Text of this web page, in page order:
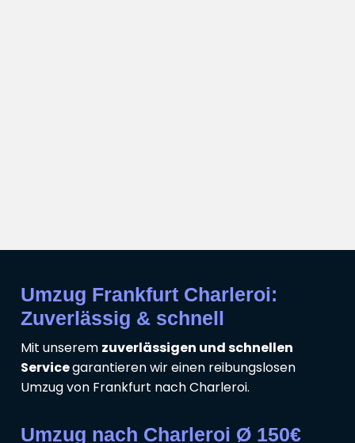
Umzug Frankfurt Charleroi:
Zuverlässig & schnell
Mit unserem zuverlässigen und schnellen
Servicegarantieren wir einen reibungslosen
Umzug von Frankfurt nach Charleroi.
Umzug nach Charleroi Ø 150€